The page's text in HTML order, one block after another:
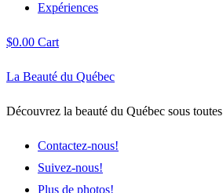
Expériences
$0.00 Cart
La Beauté du Québec
Découvrez la beauté du Québec sous
Contactez-nous!
Suivez-nous!
Plus de photos!